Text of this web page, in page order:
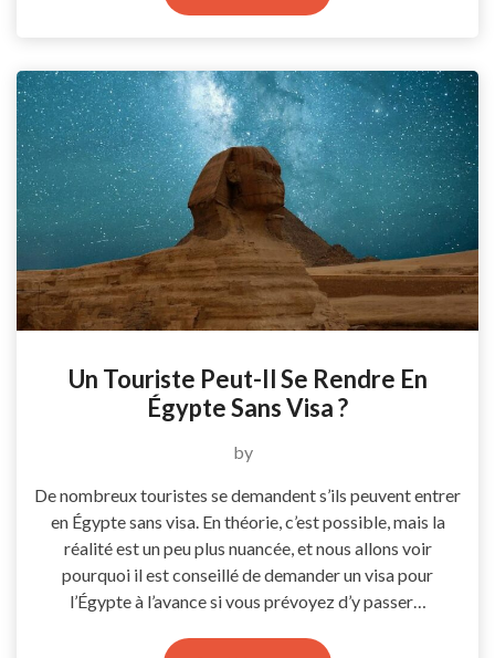
Un Touriste Peut-Il Se Rendre En
Égypte Sans Visa ?
by
De nombreux touristes se demandent s’ils peuvent entrer
en Égypte sans visa. En théorie, c’est possible, mais la
réalité est un peu plus nuancée, et nous allons voir
pourquoi il est conseillé de demander un visa pour
l’Égypte à l’avance si vous prévoyez d’y passer…